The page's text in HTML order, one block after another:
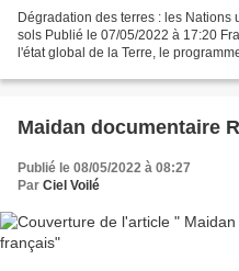
Dégradation des terres : les
sols Publié le 07/05/2022 à 17:20
l'état global de la Terre, le
Maidan documentaire
Publié le 08/05/2022 à 08:27
Par Ciel Voilé